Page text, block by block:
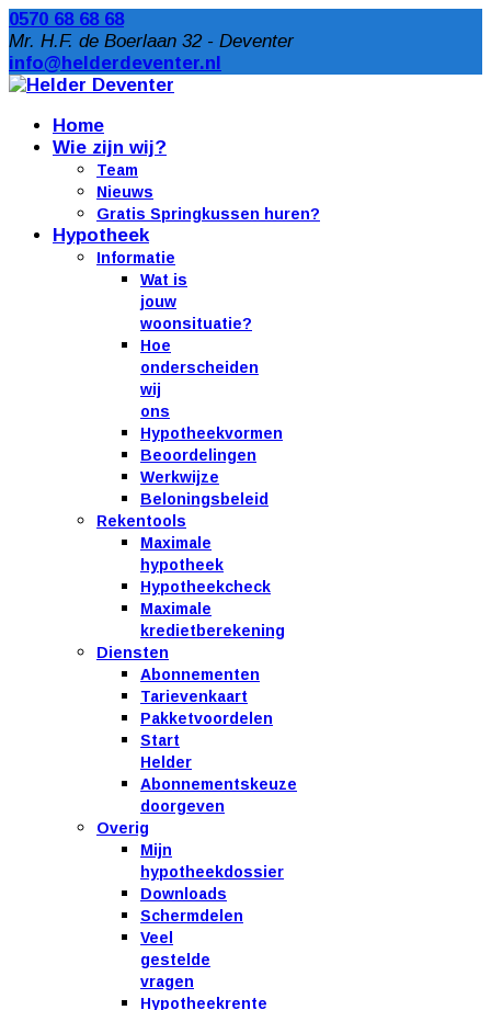
0570 68 68 68
Mr. H.F. de Boerlaan 32 - Deventer
info@helderdeventer.nl
Home
Wie zijn wij?
Team
Nieuws
Gratis Springkussen huren?
Hypotheek
Informatie
Wat is
jouw
woonsituatie?
Hoe
onderscheiden
wij
ons
Hypotheekvormen
Beoordelingen
Werkwijze
Beloningsbeleid
Rekentools
Maximale
hypotheek
Hypotheekcheck
Maximale
kredietberekening
Diensten
Abonnementen
Tarievenkaart
Pakketvoordelen
Start
Helder
Abonnementskeuze
doorgeven
Overig
Mijn
hypotheekdossier
Downloads
Schermdelen
Veel
gestelde
vragen
Hypotheekrente